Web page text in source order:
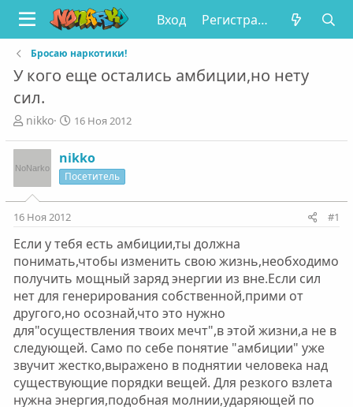
Вход Регистрация
Бросаю наркотики!
У кого еще остались амбиции,но нету
сил.
А
т
о
т
м
ы
nikko
Д
т
а
н
л
16 Ноя 2012
nikko
Посетитель
16 Ноя 2012 #1
Если у тебя есть амбиции,ты должна
понимать,чтобы изменить свою жизнь,необходимо
получить мощный заряд энергии из вне.Если сил
нет для генерирования собственной,прими от
другого,но осознай,что это нужно
для"осуществления твоих мечт",в этой жизни,а не в
следующей. Само по себе понятие "амбиции" уже
звучит жестко,выражено в поднятии человека над
существующие порядки вещей. Для резкого взлета
нужна энергия,подобная молнии,ударяющей по